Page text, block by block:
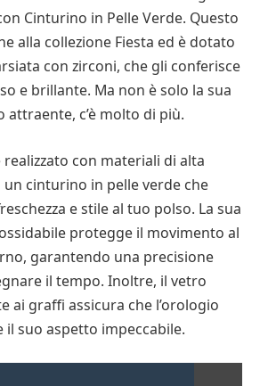
Cinturino in Pelle Verde. Questo
alla collezione Fiesta ed è dotato
con zirconi, che gli conferisce
e brillante. Ma non è solo la sua
attraente, c’è molto di più.
con materiali di alta
cinturino in pelle verde che
e stile al tuo polso. La sua
protegge il movimento al
garantendo una precisione
il tempo. Inoltre, il vetro
ai graffi assicura che l’orologio
il suo aspetto impeccabile.